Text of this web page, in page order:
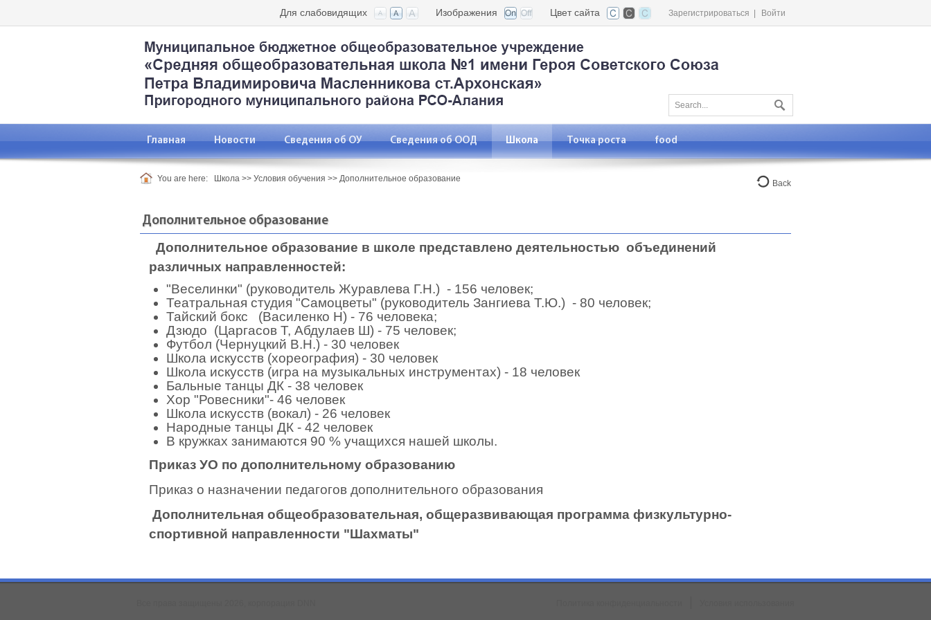
Зарегистрироваться Войти
Цвет сайта
Изображения
Для слабовидящих
Главная Новости Сведения об ОУ Сведения об ООД Школа Точка роста food
You are here: Школа >> Условия обучения >> Дополнительное образование Back
Дополнительное образование
Дополнительное образование в школе представлено деятельностью объединений
различных направленностей:
"Веселинки" (руководитель Журавлева Г.Н.) - 156 человек;
Театральная студия "Самоцветы" (руководитель Зангиева Т.Ю.) - 80 человек;
Тайский бокс (Василенко Н) - 76 человека;
Дзюдо (Царгасов Т, Абдулаев Ш) - 75 человек;
Футбол (Чернуцкий В.Н.) - 30 человек
Школа искусств (хореография) - 30 человек
Школа искусств (игра на музыкальных инструментах) - 18 человек
Бальные танцы ДК - 38 человек
Хор "Ровесники"- 46 человек
Школа искусств (вокал) - 26 человек
Народные танцы ДК - 42 человек
В кружках занимаются 90 % учащихся нашей школы.
Приказ УО по дополнительному образованию
Приказ о назначении педагогов дополнительного образования
Дополнительная общеобразовательная, общеразвивающая программа физкультурно-
спортивной направленности "Шахматы"